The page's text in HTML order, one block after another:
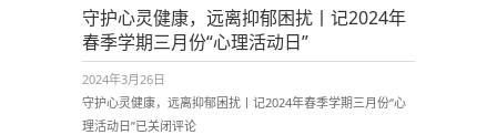
守护心灵健康，远离抑郁困扰丨记2024年
春季学期三月份“心理活动日”
2024年3月26日
守护心灵健康，远离抑郁困扰丨记2024年春季学期三月份“心
理活动日”已关闭评论